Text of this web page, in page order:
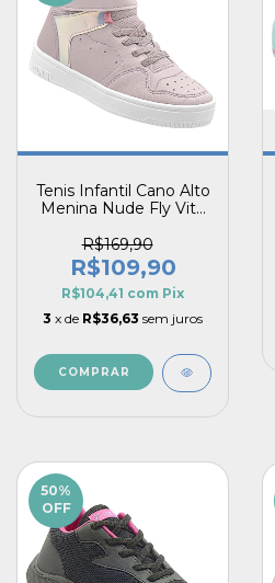
Tenis Infantil Cano Alto
Menina Nude Fly Vitz
Confortável
R$169,90
R$109,90
R$104,41 com Pix
3 x de R$36,63 sem juros
COMPRAR
50%
OFF